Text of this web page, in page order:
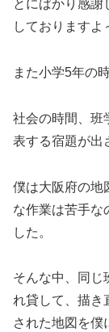
とにばかり感謝
しておりますよ
また小学5年の
社会の時間、班
表する宿題が出
僕は大阪府の地
な作業は苦手な
した。
そんな中、同じ
れ貸して、描き
された地図を僕